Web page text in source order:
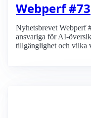
Webperf #73
Nyhetsbrevet Webperf
ansvariga för AI-
tillgänglighet och vilka